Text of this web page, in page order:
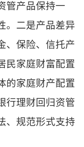
管产品保持一
。二是产品差异
、保险、信托产
民家庭财富配置
的家庭财产配置
行理财回归资管
、规范形式支持